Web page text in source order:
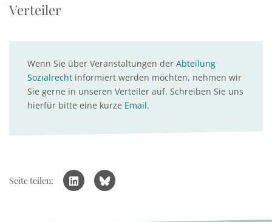
Verteiler
Wenn Sie über Veranstaltungen der Abteilung
Sozialrecht informiert werden möchten, nehmen wir
Sie gerne in unseren Verteiler auf. Schreiben Sie uns
hierfür bitte eine kurze Email.
Seite teilen: